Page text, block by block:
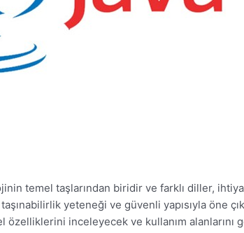
temel taşlarından biridir ve farklı diller,
yeteneği ve güvenli yapısıyla öne
özelliklerini inceleyecek ve kullanım alanlarını